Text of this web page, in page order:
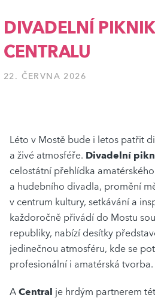
DIVADELNÍ
CENTRALU
22. ČERVNA 2026
Léto v Mostě bude i letos patřit
a živé atmosféře. Divadelní
celostátní přehlídka
a hudebního divadla, promění
v centrum kultury, setkávání a
každoročně přivádí do Mostu
republiky, nabízí desítky
jedinečnou atmosféru, kde se
profesionální i amatérská tvorba.
ACentral je hrdým partnerem